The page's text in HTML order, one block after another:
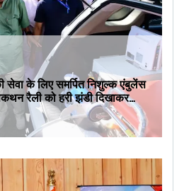
सेवा के लिए समर्पित निशुल्क एंबुलेंस
रैली को हरी झंडी दिखाकर